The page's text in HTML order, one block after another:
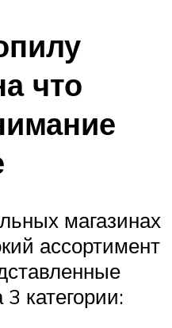
что
магазинах
ассортимент
категории: